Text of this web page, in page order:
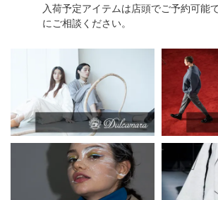
入荷予定アイテムは店頭でご予約可能
にご相談ください。